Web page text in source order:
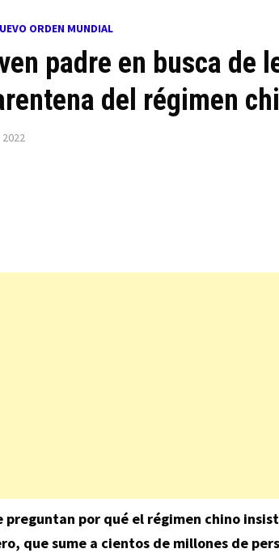
ORDEN MUNDIAL
padre en busca de
del régimen
preguntan por qué el régimen chino
que sume a cientos de millones de